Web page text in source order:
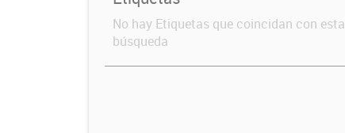
No hay Etiquetas que coincidan con esta
búsqueda